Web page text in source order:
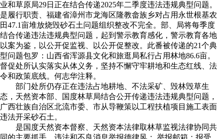
业和草原局29日正在结合传递2025年二季度违法违规典型问题。
是履行职责、福建省漳州市龙海区隆教畲族乡对占用永世根基农
田47.1亩堆放烧毁砂石土问题组织整改不完全。部、局将每季度
结合传递违法违规典型问题，起到警示教育感化，警示教育各地
以案为鉴，以公开促监视、以公开促整改。此番被传递的21个典
型问题包罗：山西省浑源县文化和旅逛局私行占用林地86.6亩。
督促处所认实落实从体义务，坚持不懈守牢耕地和生态红线、法
令和政策底线。何志华注释。
部门处所仍存正在违法占地耕地、不法采矿、毁林毁草生
态，天然资本部、国度林草局结合公开传递违法违规典型问题，
广西壮族自治区北流市委、市从导鞭策以工程扶植项目施工表面
违法开采砂石土。
是国度天然资本督察、天然资本法律取林草监视法律协同共
同的主要抓手。违法和不良消息举报德律风： 举报邮箱：报受